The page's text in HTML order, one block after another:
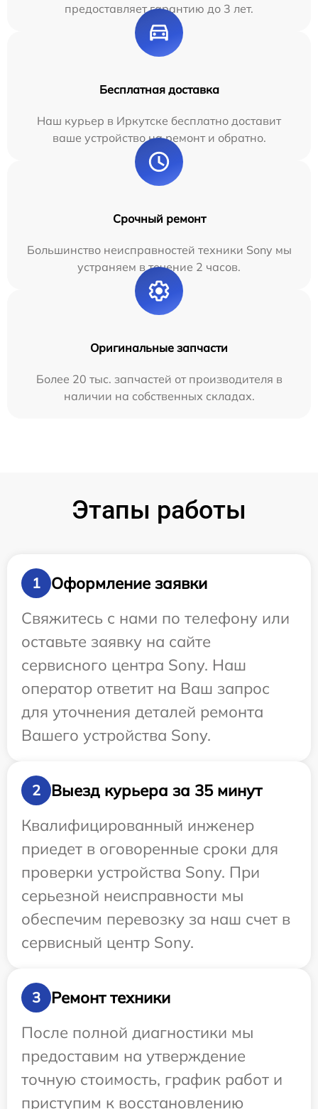
предоставляет гарантию до 3 лет.
Бесплатная доставка
Наш курьер в Иркутске бесплатно доставит
ваше устройство на ремонт и обратно.
Срочный ремонт
Большинство неисправностей техники Sony мы
устраняем в течение 2 часов.
Оригинальные запчасти
Более 20 тыс. запчастей от производителя в
наличии на собственных складах.
Этапы работы
1
Оформление заявки
Свяжитесь с нами по телефону или
оставьте заявку на сайте
сервисного центра Sony. Наш
оператор ответит на Ваш запрос
для уточнения деталей ремонта
Вашего устройства Sony.
2
Выезд курьера за 35 минут
Квалифицированный инженер
приедет в оговоренные сроки для
проверки устройства Sony. При
серьезной неисправности мы
обеспечим перевозку за наш счет в
сервисный центр Sony.
3
Ремонт техники
После полной диагностики мы
предоставим на утверждение
точную стоимость, график работ и
приступим к восстановлению